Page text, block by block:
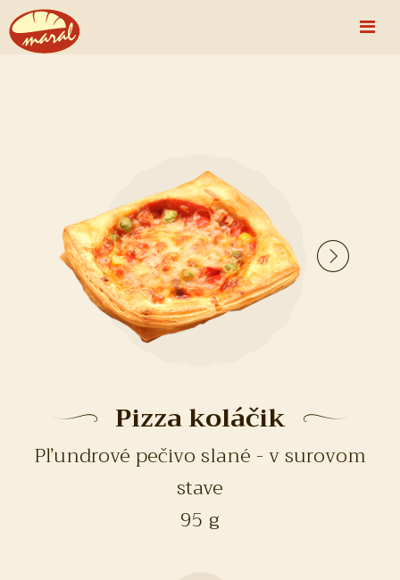
Pizza koláčik
Pľundrové pečivo slané - v surovom
stave
95 g